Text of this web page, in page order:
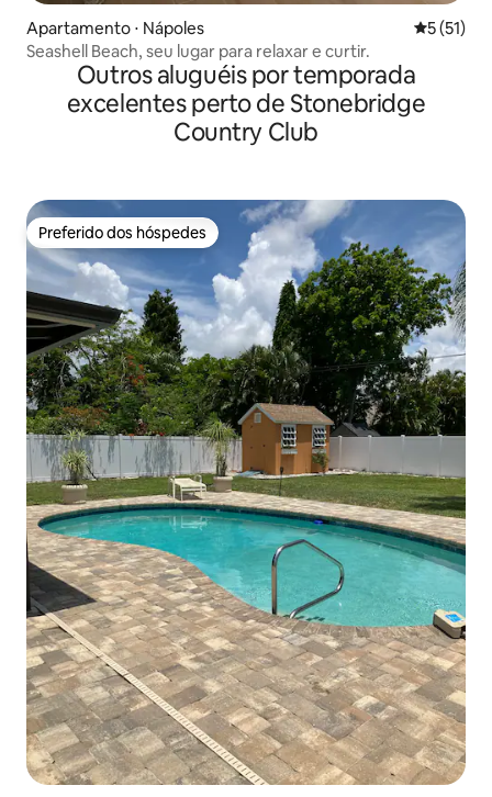
Apartamento ⋅ Nápoles 5 de uma
5 (51)
Seashell Beach, seu lugar para relaxar e curtir.
Outros aluguéis por temporada
excelentes perto de Stonebridge
Country Club
Preferido dos hóspedes
Preferido dos hóspedes